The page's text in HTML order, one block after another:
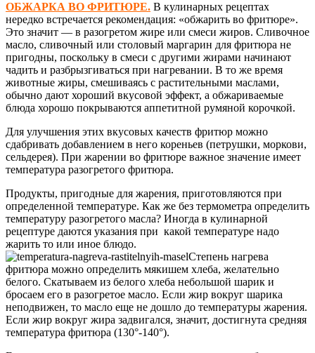
ОБЖАРКА ВО ФРИТЮРЕ. В кулинарных рецептах
нередко встречается рекомендация: «обжарить во фритюре».
Это значит — в разогретом жире или смеси жиров. Сливочное
масло, сливочный или столовый маргарин для фритюра не
пригодны, поскольку в смеси с другими жирами начинают
чадить и разбрызгиваться при нагревании. В то же время
животные жиры, смешиваясь с растительными маслами,
обычно дают хороший вкусовой эффект, а обжариваемые
блюда хорошо покрываются аппетитной румяной корочкой.
Для улучшения этих вкусовых качеств фритюр можно
сдабривать добавлением в него кореньев (петрушки, моркови,
сельдерея). При жарении во фритюре важное значение имеет
температура разогретого фритюра.
Продукты, пригодные для жарения, приготовляются при
определенной температуре. Как же без термометра определить
температуру разогретого масла? Иногда в кулинарной
рецептуре даются указания при какой температуре надо
жарить то или иное блюдо.
Степень нагрева
фритюра можно определить мякишем хлеба, желательно
белого. Скатываем из белого хлеба небольшой шарик и
бросаем его в разогретое масло. Если жир вокруг шарика
неподвижен, то масло еще не дошло до температуры жарения.
Если жир вокруг жира задвигался, значит, достигнута средняя
температура фритюра (130°-140°).